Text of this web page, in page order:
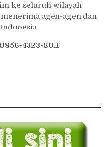
ke seluruh wilayah
agen-agen dan
4323-8011